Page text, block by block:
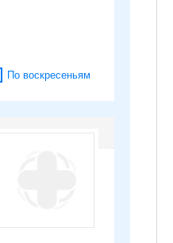
По воскресеньям